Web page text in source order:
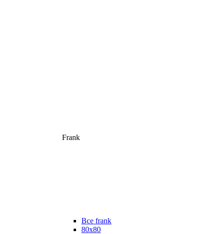
Frank
Все frank
80х80